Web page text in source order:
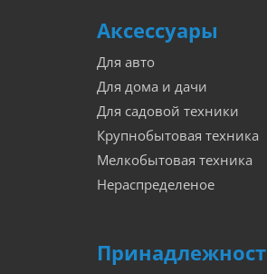
Аксессуары
Для авто
Для дома и дачи
Для садовой техники
Крупнобытовая техника
Мелкобытовая техника
Нераспределеное